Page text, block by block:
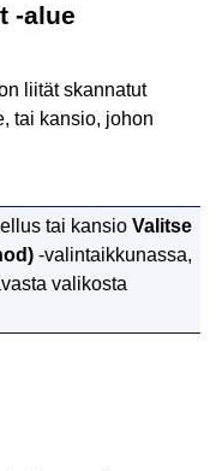
-alue
liität skannatut
tai kansio, johon
tai kansioValitse
-valintaikkunassa,
valikosta